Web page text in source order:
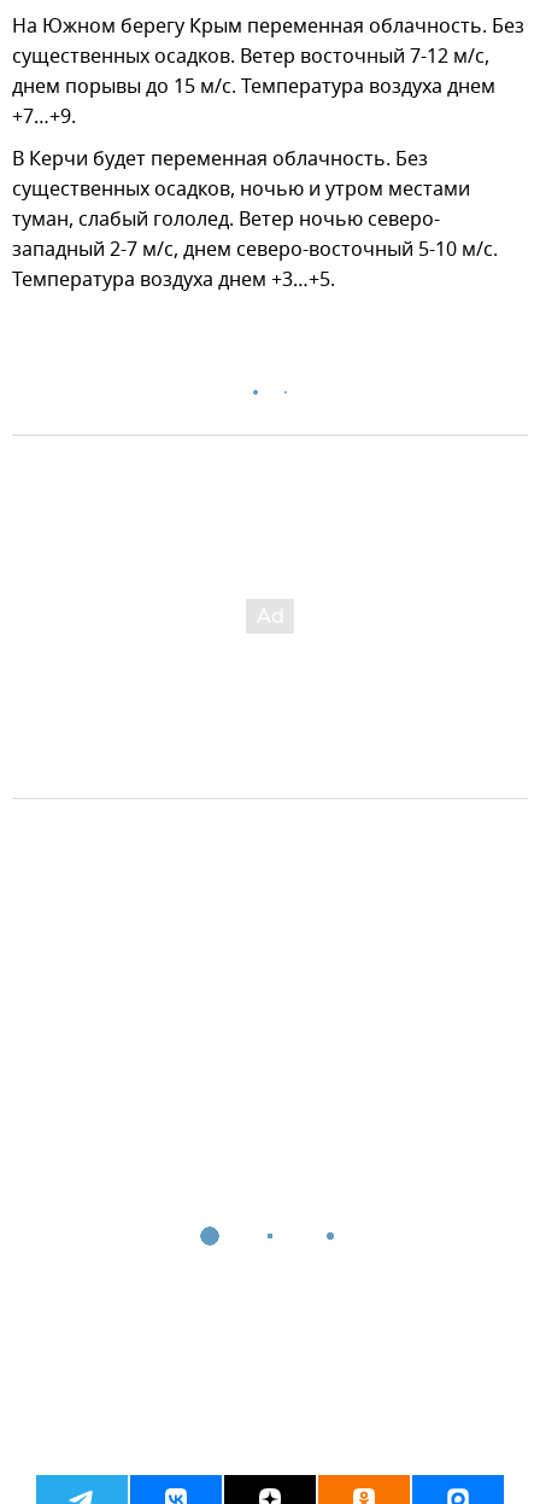
На Южном берегу Крым переменная облачность. Без
существенных осадков. Ветер восточный 7-12 м/с,
днем порывы до 15 м/с. Температура воздуха днем
+7…+9.
В Керчи будет переменная облачность. Без
существенных осадков, ночью и утром местами
туман, слабый гололед. Ветер ночью северо-
западный 2-7 м/с, днем северо-восточный 5-10 м/с.
Температура воздуха днем +3…+5.